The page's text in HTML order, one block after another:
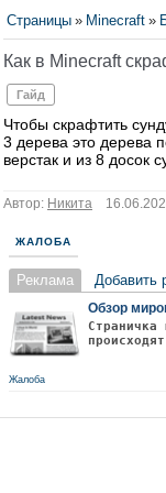
Страницы » Minecraft »
Как в Minecraft
Гайд
Чтобы скрафтить
3 дерева это дерева
верстак и из 8 досок
Автор: Никита
ЖАЛОБА
Реклама Добавить
Обзор
Жалоба